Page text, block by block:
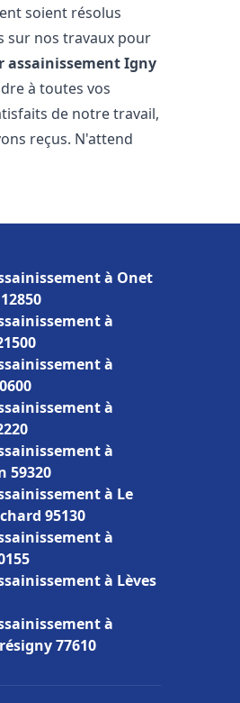
soient résolus
sur nos travaux pour
assainissementIgny
à toutes vos
de notre travail,
reçus. N'attend
à Onet
à
à
à
à
59320
à Le
95130
à
à Lèves
à
77610